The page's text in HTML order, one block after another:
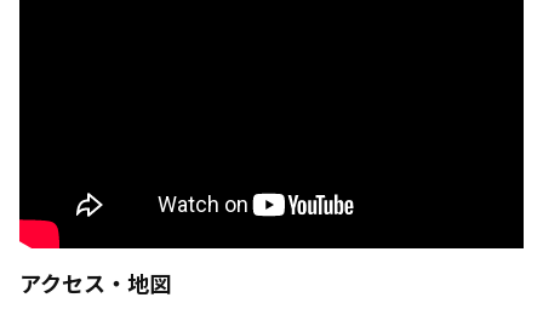
アクセス・地図